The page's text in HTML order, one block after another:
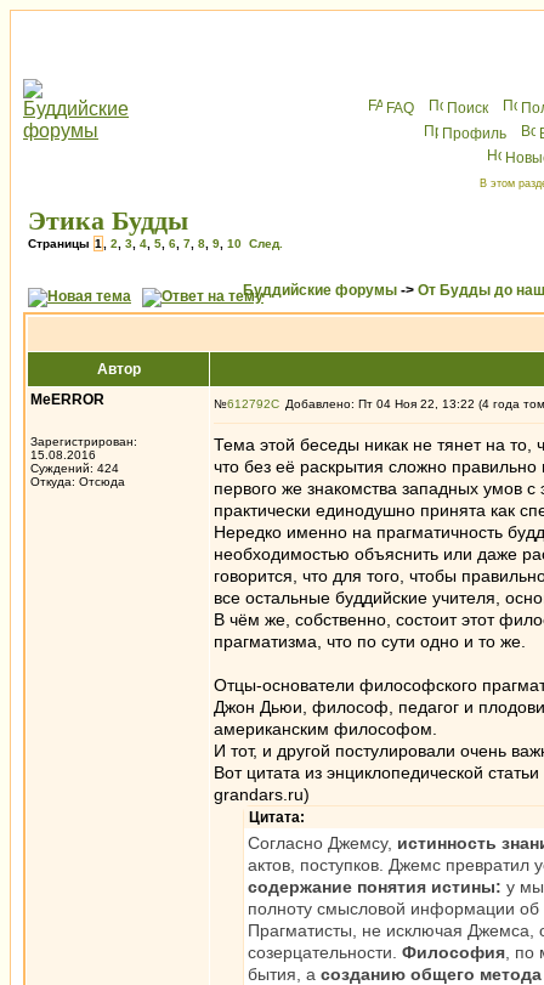
FAQ Поиск
Профиль
В этом
Этика Будды
Страницы 1 2 3 4 5 6 7 8 9 10 След.
Буддийские форумы -> От Будды до
Автор
MeERROR
Зарегистрирован:
15.08.2016
Суждений: 424
Откуда: Отсюда
№612792 Добавлено: Пт 04 Ноя 22, 13:22 (4 года
Тема этой беседы никак не тянет на
что без её раскрытия сложно
первого же знакомства западных умов
практически единодушно принята как
Нередко именно на прагматичность
необходимостью объяснить или даже
говорится, что для того, чтобы
все остальные буддийские учителя,
В чём же, собственно, состоит этот
прагматизма, что по сути одно и то же.
Отцы-основатели философского
Джон Дьюи, философ, педагог и
американским философом.
И тот, и другой постулировали очень
Вот цитата из энциклопедической
grandars.ru)
Цитата:
Согласно Джемсу, истинность
актов, поступков. Джемс превратил
содержание понятия истины: у
полноту смысловой информации об
Прагматисты, не исключая
созерцательности. Философия ,
бытия, а созданию общего